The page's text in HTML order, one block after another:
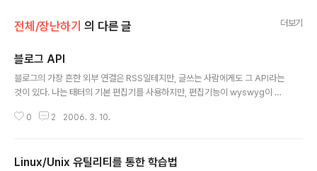
전체/장난하기 의 다른 글 더보기
블로그 API
블로그의 가장 흔한 외부 연결은 RSS일테지만, 글쓰는 사람에게도 그 API라는
것이 있다. 나는 태터의 기본 편집기를 사용하지만, 편집기능이 wyswyg이 아
com 을 사용하면 워드 수준의 편집기를 제공하는 것을 볼 수 있는데, 이 사이트
유도 2 번에 주목하자면, 블로그나 게시판에서 따로 글을 편집하기 위한 기능을
0 2 2006. 3. 10.
Linux/Unix 유틸리티를 통한 학습법